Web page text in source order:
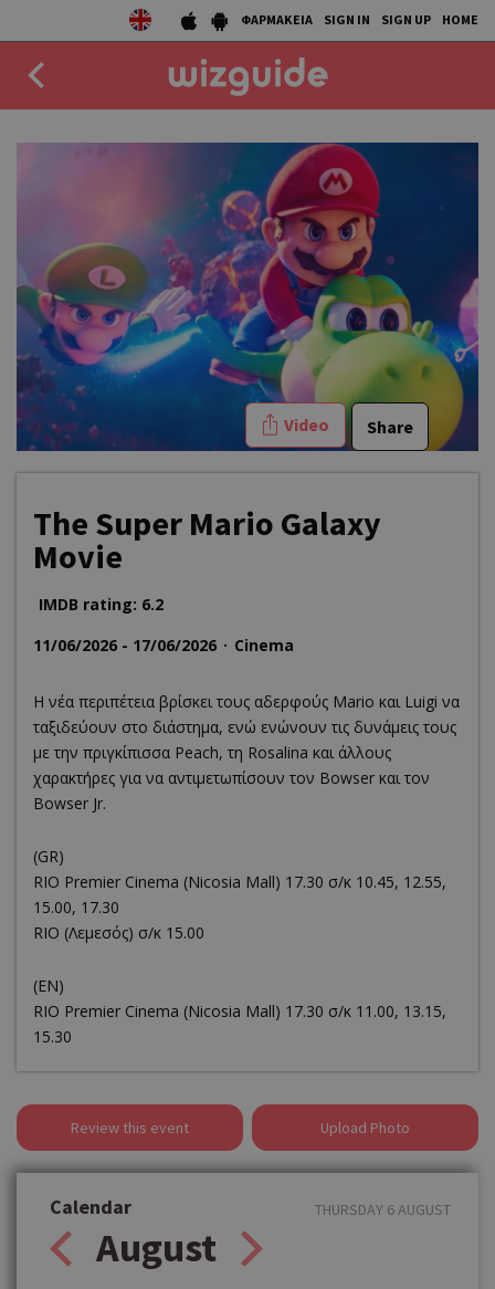
ΦΑΡΜΑΚΕΙΑ SIGN IN SIGN UP HOME
AGENDA
COLLECTIONS
STORIES
NEWS
Video Share
The Super Mario Galaxy
Movie
IMDB rating: 6.2
11/06/2026 - 17/06/2026
Cinema
Η νέα περιπέτεια βρίσκει τους αδερφούς Mario και Luigi να
ταξιδεύουν στο διάστημα, ενώ ενώνουν τις δυνάμεις τους
με την πριγκίπισσα Peach, τη Rosalina και άλλους
χαρακτήρες για να αντιμετωπίσουν τον Bowser και τον
Bowser Jr.
(GR)
RΙΟ Premier Cinema (Νicosia Mall) 17.30 σ/κ 10.45, 12.55,
15.00, 17.30
RIO (Λεμεσός) σ/κ 15.00
(EN)
RΙΟ Premier Cinema (Νicosia Mall) 17.30 σ/κ 11.00, 13.15,
15.30
Review this event Upload Photo
Calendar
August
THURSDAY 6 AUGUST